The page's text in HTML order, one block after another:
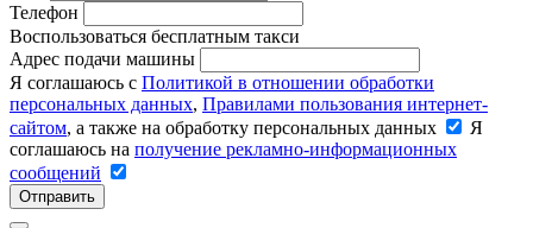
Телефон
Воспользоваться бесплатным такси
Адрес подачи машины
Я соглашаюсь с Политикой в отношении обработки
персональных данных, Правилами пользования интернет-
сайтом, а также на обработку персональных данных
Я
соглашаюсь на получение рекламно-информационных
сообщений
Отправить